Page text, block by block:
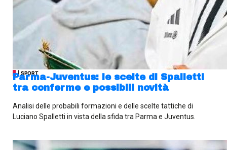
| SPORT
Parma-Juventus: le scelte di Spalletti
tra conferme e possibili novità
Analisi delle probabili formazioni e delle scelte tattiche di
Luciano Spalletti in vista della sfida tra Parma e Juventus.